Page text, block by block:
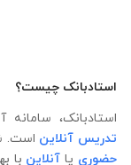
استادبانک چیست؟
استادبانک، سامانه
تدریس آنلاین است.
حضوری یا آنلاین